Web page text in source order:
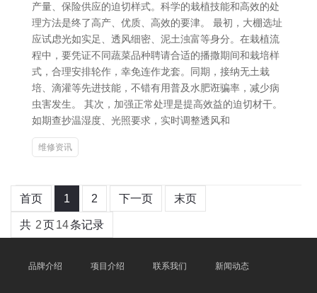
产量、保险供应的迫切样式。科学的栽植技能和高效的处
理方法是终了高产、优质、高效的要津。 最初，大棚选址
应试虑光如实足、透风细密、泥土浊富等身分。在栽植流
程中，要凭证不同蔬菜品种聘请合适的播撒期间和栽培样
式，合理安排轮作，幸免连作龙套。同期，接纳无土栽
培、滴灌等先进技能，不错有用普及水肥诳骗率，减少病
虫害发生。 其次，加强正常处理是提高效益的迫切材干。
如期查抄温湿度、光照要求，实时调整透风和
维修资讯
首页 1 2 下一页 末页
共 2页14条记录
品牌介绍 项目介绍 联系我们 新闻动态